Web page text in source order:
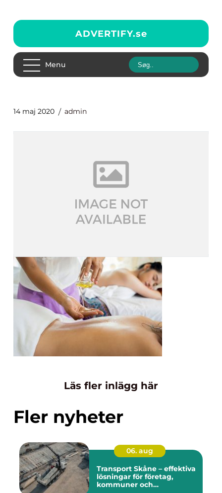
ADVERTIFY.se
Menu
14 maj 2020 admin
Läs fler inlägg här
Fler nyheter
06. aug
Transport Skåne – effektiva
lösningar för företag,
kommuner och